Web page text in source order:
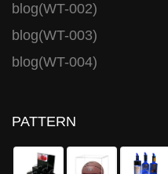
blog(WT-002)
blog(WT-003)
blog(WT-004)
PATTERN